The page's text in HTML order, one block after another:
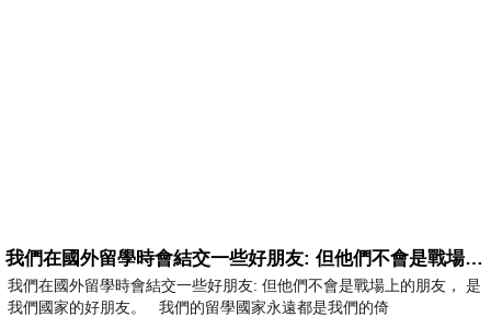
我們在國外留學時會結交一些好朋友: 但他們不會是戰場上的朋友
我們在國外留學時會結交一些好朋友: 但他們不會是戰場上的朋友， 是
我們國家的好朋友。 我們的留學國家永遠都是我們的倚